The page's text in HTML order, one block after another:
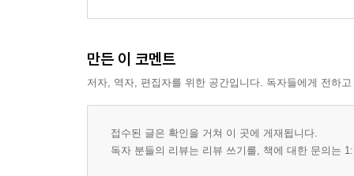
만든 이 코멘트
저자, 역자, 편집자를 위한 공간입니다. 독자들에게 전하
접수된 글은 확인을 거쳐 이 곳에 게재됩니다.
독자 분들의 리뷰는 리뷰 쓰기를, 책에 대한 문의는